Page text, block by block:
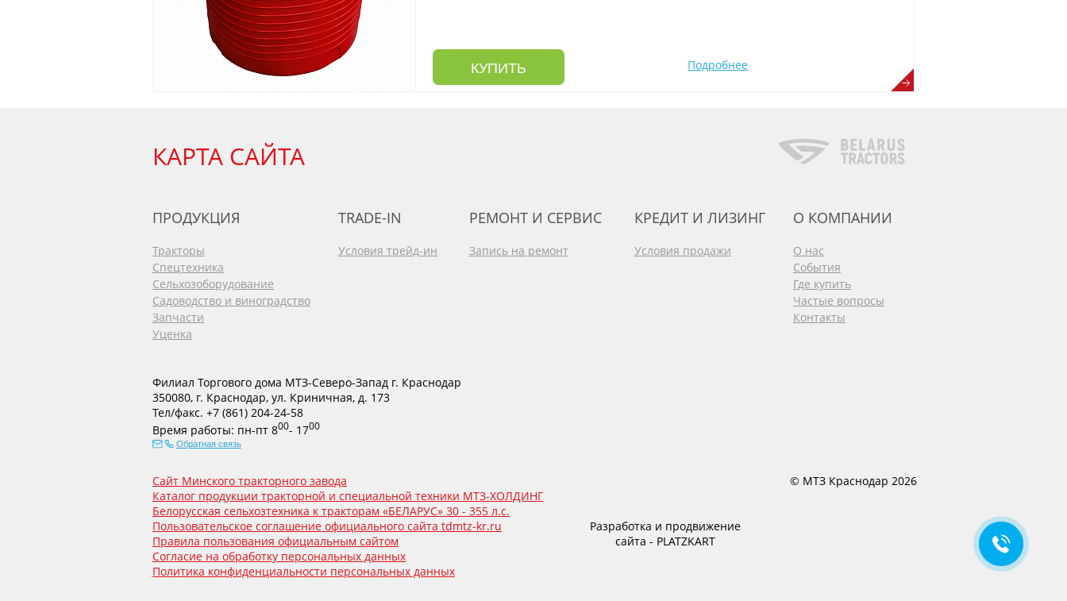
КУПИТЬ Подробнее
КАРТА САЙТА
ПРОДУКЦИЯ
Тракторы
Спецтехника
Сельхозоборудование
Садоводство и виноградство
Запчасти
Уценка
TRADE-IN
Условия трейд-ин
РЕМОНТ И СЕРВИС
Запись на ремонт
КРЕДИТ И ЛИЗИНГ
Условия продажи
О КОМПАНИИ
О нас
События
Где купить
Частые вопросы
Контакты
Филиал Торгового дома МТЗ-Северо-Запад г. Краснодар
350080, г. Краснодар, ул. Криничная, д. 173
Тел/факс. +7 (861) 204-24-58
Время работы: пн-пт 800- 1700
Обратная связь
Сайт Минского тракторного завода
Каталог продукции тракторной и специальной техники МТЗ-ХОЛДИНГ
Белорусская сельхозтехника к тракторам «БЕЛАРУС» 30 - 355 л.с.
Пользовательское соглашение официального сайта tdmtz-kr.ru
Правила пользования официальным сайтом
Согласие на обработку персональных данных
Политика конфиденциальности персональных данных
Разработка и продвижение
сайта - PLATZKART
© МТЗ Краснодар 2026